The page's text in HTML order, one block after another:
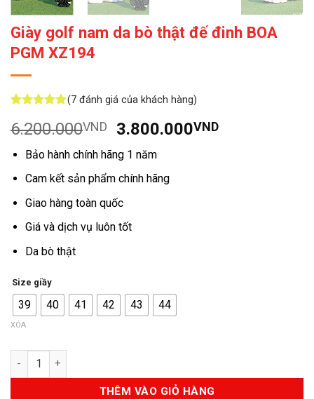
Giày golf nam da bò thật đế đinh BOA
PGM XZ194
dựa trên
đánh giá
(7đánh giá của khách hàng)
6.200.000VND
Giá
gốc
là:
6.200.000VND.
3.800.000VNDGiá
Bảo hành chính hãng 1 năm
Cam kết sản phẩm chính hãng
Giao hàng toàn quốc
Giá và dịch vụ luôn tốt
Da bò thật
Size giầy
39 40 41 42 43 44
XÓA
Số lượng
THÊM VÀO GIỎ HÀNG